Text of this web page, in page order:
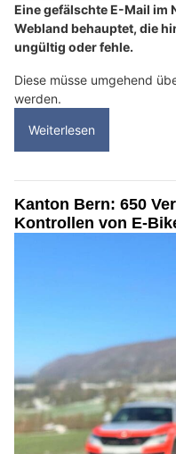
Eine gefälschte E-Mail im
Webland behauptet, die
ungültig oder fehle.
Diese müsse umgehend
werden.
Weiterlesen
Kanton Bern: 650
Kontrollen von E-